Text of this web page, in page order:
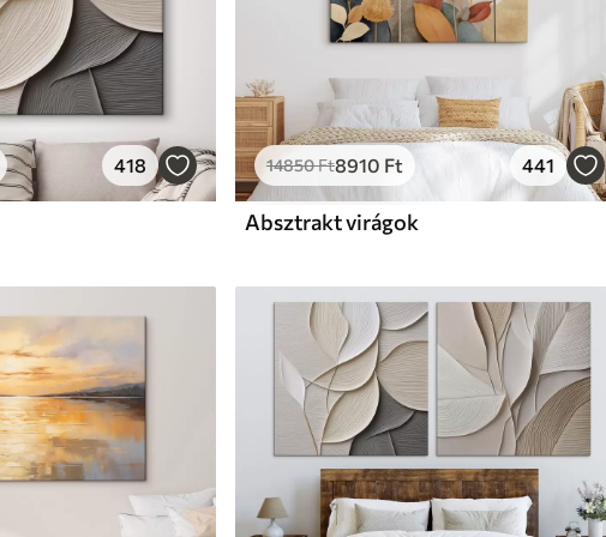
418 14850Ft8910 Ft 441
Absztrakt virágok